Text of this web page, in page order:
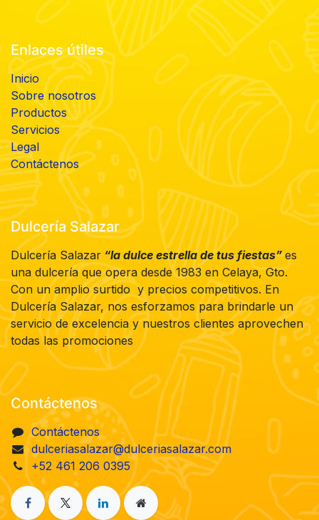
Enlaces útiles
Inicio
Sobre nosotros
Productos
Servicios
Legal
Contáctenos
Dulcería Salazar
Dulcería Salazar “la dulce estrella de tus fiestas”es
una dulcería que opera desde 1983 en Celaya, Gto.
Con un amplio surtido y precios competitivos. En
Dulcería Salazar, nos esforzamos para brindarle un
servicio de excelencia y nuestros clientes aprovechen
todas las promociones
Contáctenos
Contáctenos
dulceriasalazar@dulceriasalazar.com
+52 461 206 0395